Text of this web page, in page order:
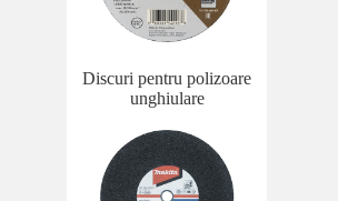
Discuri pentru polizoare
unghiulare